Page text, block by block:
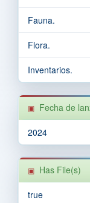
Fauna.
Flora.
Inventarios.
Fecha de
2024
Has File(s)
true